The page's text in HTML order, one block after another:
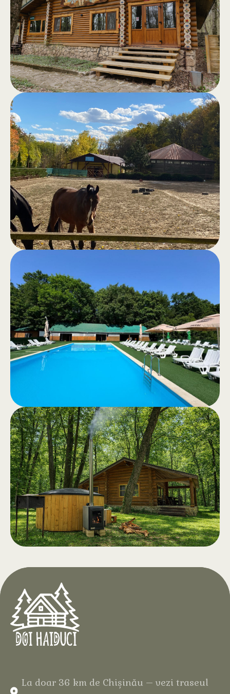
Căsuțe din bârne, complet utilate, cu
terasă și vedere spre pădure –
refugiu perfect departe de agitația
orașului.
Saună clasică, hamam, jacuzzi în aer
liber, piscină și zonă de grătar pentru
momente de voie bună și confort
total.
Saună în
pădure
.
Călărie de agrement sau excursii
călare prin pădurea liniștită – o
experiență autentică în natură.
Plimbări
călare
Piscine pentru adulți și copii, apă
limpede și zonă generoasă de
relaxare cu băuturi și gustări.
Deschidere Aprilie 2026
Piscină .
La Hotelul Doi Haiduci, în inima
Codrilor, te așteaptă relaxare
completă în mijlocul pădurii, în
căsuța ta din lemn natural, cu apă
Ciubăr pe lemne cu
aeromasaj
La doar 36 km de Chișinău – vezi traseul